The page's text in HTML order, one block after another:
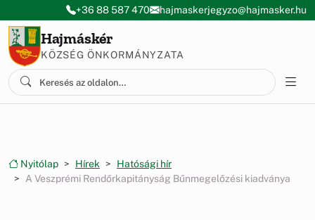
Ugrás a menüre
Ugrás a tartalomra
+36 88 587 470 hajmaskerjegyzo@hajmasker.hu
Hajmáskér
KÖZSÉG ÖNKORMÁNYZATA
Nyitólap Hírek
Hatósági hír
A Veszprémi Rendőrkapitányság Bűnmegelőzési kiadványa